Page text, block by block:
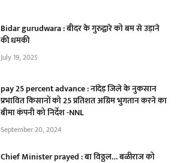
Bidar gurudwara : बीदर के गुरुद्वारे को बम से उड़ाने
की धमकी
July 19, 2025
pay 25 percent advance : नांदेड़ जिले के नुकसान
प्रभावित किसानों को 25 प्रतिशत अग्रिम भुगतान करने का
बीमा कंपनी को निर्देश -NNL
September 20, 2024
Chief Minister prayed : बा विठ्ठल… बळीराज को